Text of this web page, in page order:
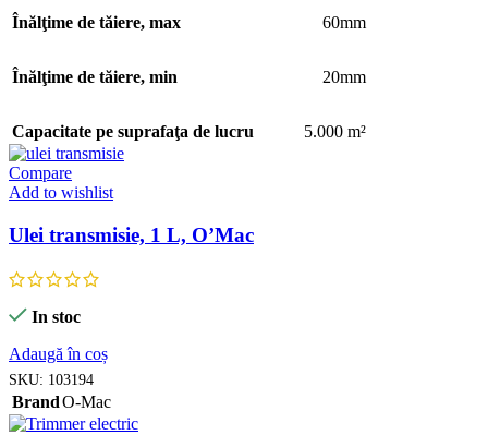
Înălţime de tăiere, max 60mm
Înălţime de tăiere, min 20mm
Capacitate pe suprafaţa de lucru 5.000 m²
Compare
Add to wishlist
Ulei transmisie, 1 L, O’Mac
In stoc
Adaugă în coș
SKU: 103194
BrandO-Mac